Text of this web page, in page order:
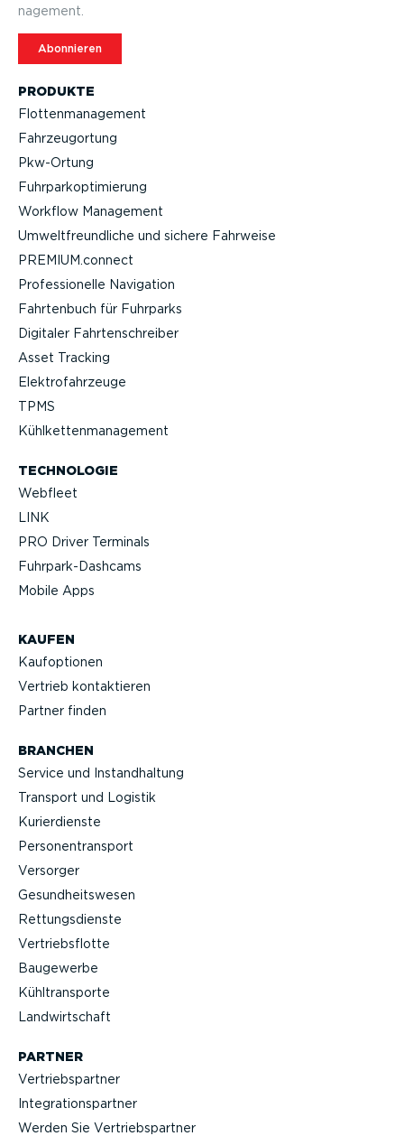
PRODUKTE
Flotten­ma­nagement
Fahrzeu­g­ortung
Pkw-Ortung
Fuhrpar­k­op­ti­mierung
Workflow Management
Umwelt­freund­liche und sichere Fahrweise
PREMIUM.connect
Profes­sio­nelle Navigation
Fahrtenbuch für Fuhrparks
Digitaler Fahrten­schreiber
Asset Tracking
Elektro­fahr­zeuge
TPMS
Kühlket­ten­ma­nagement
TECHNOLOGIE
Webfleet
LINK
PRO Driver Terminals
Fuhrpar­k-Da­shcams
Mobile Apps
KAUFEN
Kaufop­tionen
Vertrieb kontak­tieren
Partner finden
BRANCHEN
Service und Instand­haltung
Transport und Logistik
Kurier­dienste
Perso­nen­transport
Versorger
Gesund­heits­wesen
Rettungs­dienste
Vertriebs­flotte
Baugewerbe
Kühltrans­porte
Landwirt­schaft
nagement.
Abonnieren
PARTNER
Vertriebs­partner
Integra­ti­ons­partner
Werden Sie Vertriebs­partner